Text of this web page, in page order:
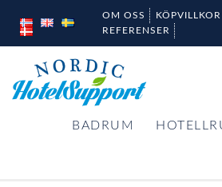
OM OSS KÖPVILLKOR
REFERENSER
BADRUM